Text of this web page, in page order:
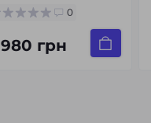
0
грн